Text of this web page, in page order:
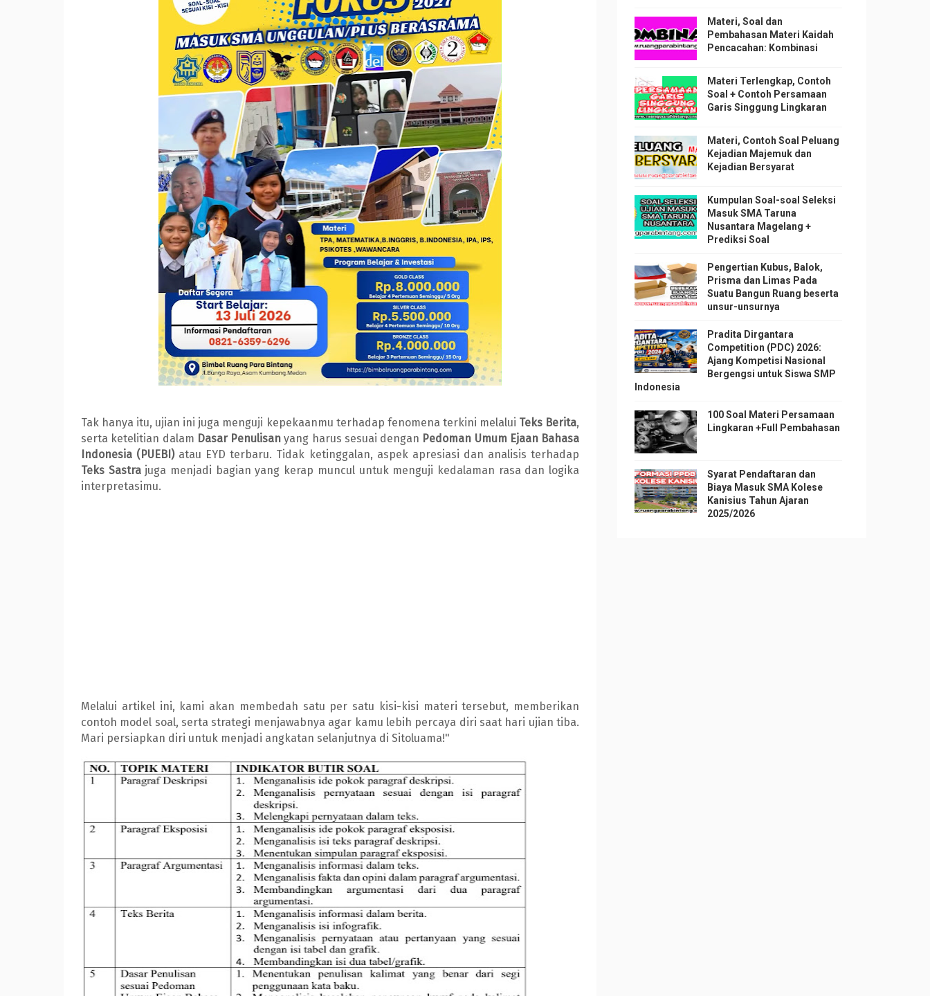
Tak hanya itu, ujian ini juga menguji kepekaanmu terhadap fenomena terkini melalui Teks Berita,
serta ketelitian dalam Dasar Penulisan yang harus sesuai dengan Pedoman Umum Ejaan Bahasa
Indonesia (PUEBI)atau EYD terbaru. Tidak ketinggalan, aspek apresiasi dan analisis terhadap
Teks Sastrajuga menjadi bagian yang kerap muncul untuk menguji kedalaman rasa dan logika
interpretasimu.
Melalui artikel ini, kami akan membedah satu per satu kisi-kisi materi tersebut, memberikan
contoh model soal, serta strategi menjawabnya agar kamu lebih percaya diri saat hari ujian tiba.
Mari persiapkan diri untuk menjadi angkatan selanjutnya di Sitoluama!"
Materi, Soal dan
Pembahasan Materi Kaidah
Pencacahan: Kombinasi
Materi Terlengkap, Contoh
Soal + Contoh Persamaan
Garis Singgung Lingkaran
Materi, Contoh Soal Peluang
Kejadian Majemuk dan
Kejadian Bersyarat
Kumpulan Soal-soal Seleksi
Masuk SMA Taruna
Nusantara Magelang +
Prediksi Soal
Pengertian Kubus, Balok,
Prisma dan Limas Pada
Suatu Bangun Ruang beserta
unsur-unsurnya
Pradita Dirgantara
Competition (PDC) 2026:
Ajang Kompetisi Nasional
Bergengsi untuk Siswa SMP
Indonesia
100 Soal Materi Persamaan
Lingkaran +Full Pembahasan
Syarat Pendaftaran dan
Biaya Masuk SMA Kolese
Kanisius Tahun Ajaran
2025/2026